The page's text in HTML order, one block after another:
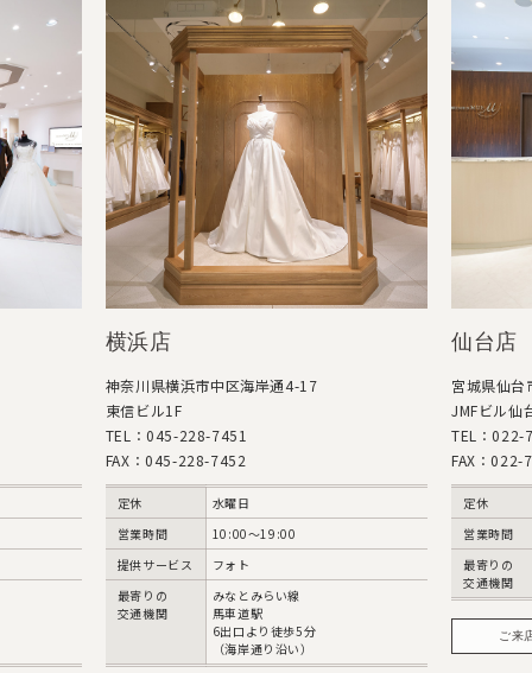
横浜店
神奈川県横浜市中区海岸通4-17
東信ビル1F
TEL：045-228-7451
FAX：045-228-7452
定休
水曜日
営業時間
10:00〜19:00
提供サービス
フォト
最寄りの
交通機関
みなとみらい線
馬車道駅
6出口より徒歩5分
（海岸通り沿い）
仙台店
宮城県仙
JMFビル仙
TEL：022-
FAX：022-
定休
営業時間
最寄りの
交通機関
ご来